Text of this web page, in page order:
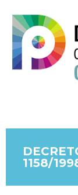
1158/